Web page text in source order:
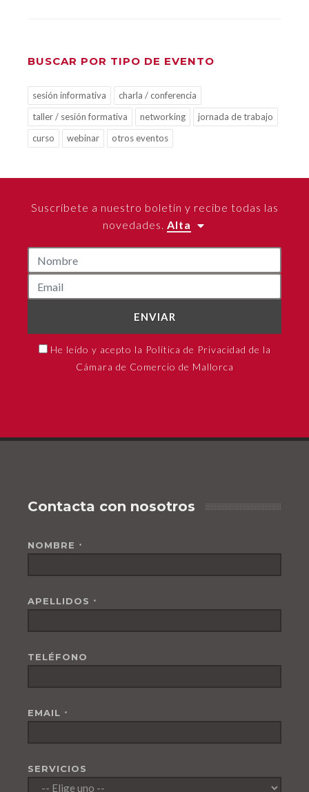
BUSCAR POR TIPO DE EVENTO
sesión informativa
charla / conferencia
taller / sesión formativa
networking
jornada de trabajo
curso
webinar otros eventos
Suscríbete a nuestro boletín y recibe todas las
novedades. Alta
ENVIAR
He leído y acepto la Política de Privacidad de la
Cámara de Comercio de Mallorca
Contacta con nosotros
NOMBRE *
APELLIDOS *
TELÉFONO
EMAIL *
SERVICIOS